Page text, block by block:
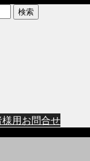
用お問合せ